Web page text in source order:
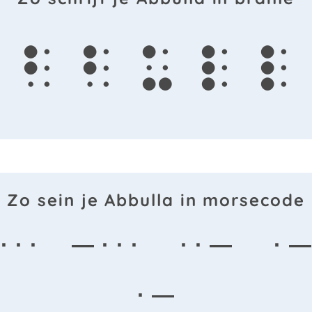
b b u l l
Zo sein je Abbulla in morsecode
· · — · · · · · — · —
· —